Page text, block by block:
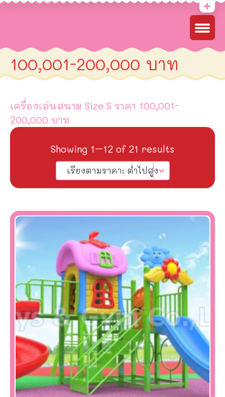
100,001-200,000 บาท
เครื่องเล่นสนาม Size S ราคา 100,001-
200,000 บาท
Showing 1–12 of 21 results
low
high
เรียงตามราคา: ต่ำไปสูง